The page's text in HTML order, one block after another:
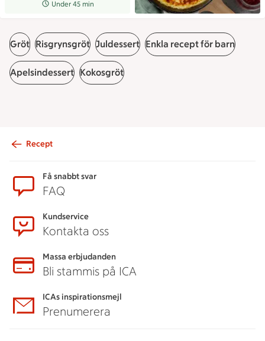
Receptet tar Under 45 min att tillaga
Under 45 min
Gröt Risgrynsgröt Juldessert Enkla recept för barn
Apelsindessert Kokosgröt
Recept
Få snabbt svar
FAQ
Kundservice
Kontakta oss
Massa erbjudanden
Bli stammis på ICA
ICAs inspirationsmejl
Prenumerera